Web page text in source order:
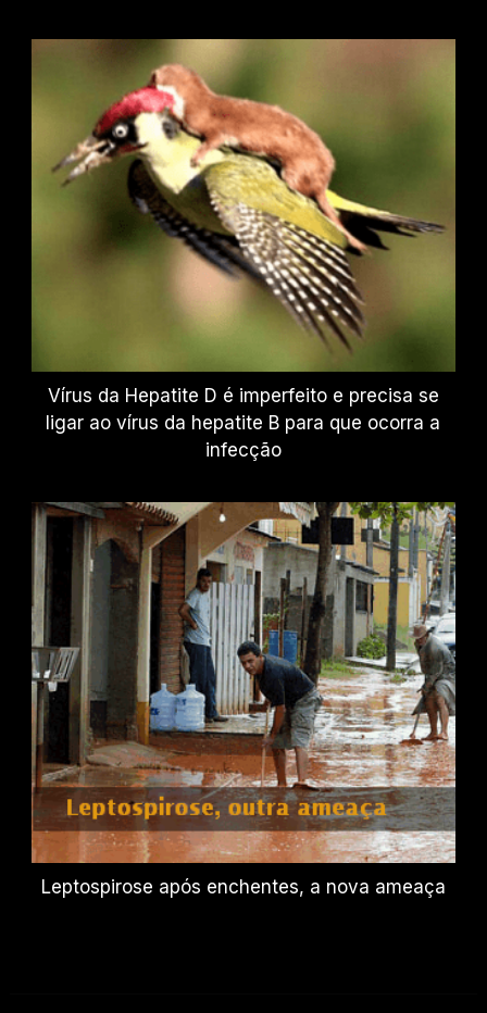
Vírus da Hepatite D é imperfeito e precisa se
ligar ao vírus da hepatite B para que ocorra a
infecção
Leptospirose após enchentes, a nova ameaça